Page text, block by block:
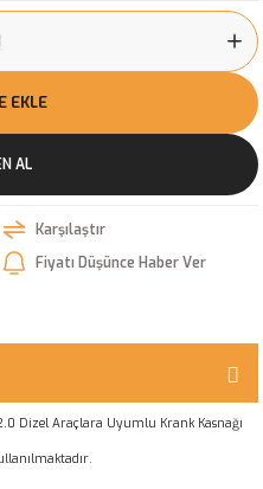
EKLE
AL
Karşılaştır
Fiyatı Düşünce Haber Ver
Dizel Araçlara Uyumlu Krank Kasnağı